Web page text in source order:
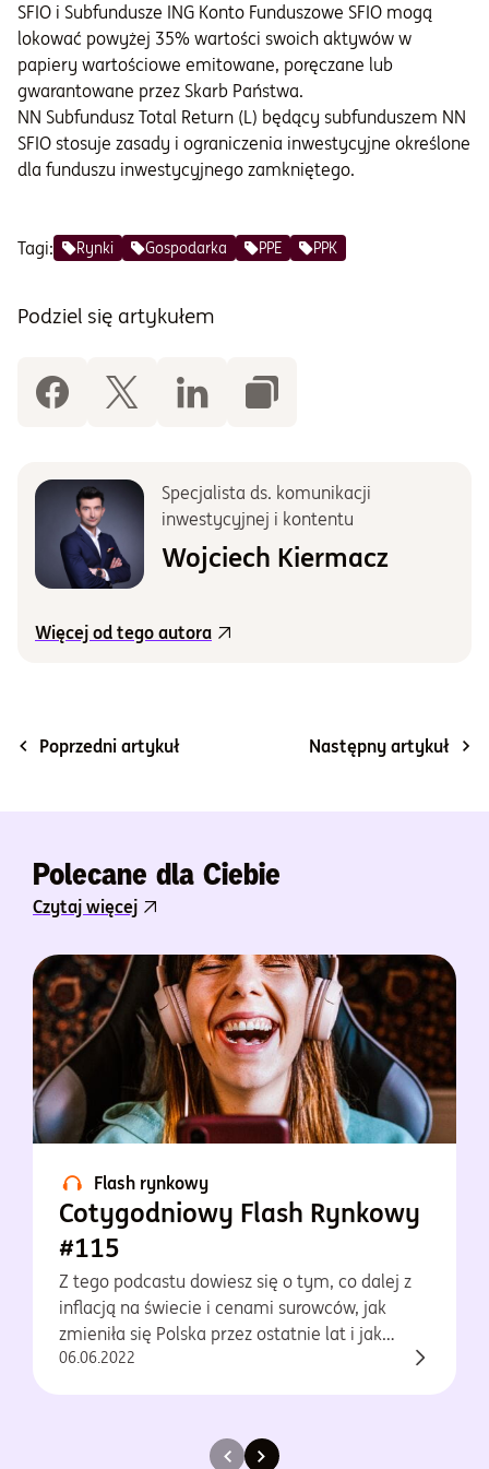
SFIO i Subfundusze ING Konto Funduszowe SFIO mogą
lokować powyżej 35% wartości swoich aktywów w
papiery wartościowe emitowane, poręczane lub
gwarantowane przez Skarb Państwa.
NN Subfundusz Total Return (L) będący subfunduszem NN
SFIO stosuje zasady i ograniczenia inwestycyjne określone
dla funduszu inwestycyjnego zamkniętego.
Tagi: Rynki Gospodarka PPE PPK
Podziel się artykułem
Specjalista ds. komunikacji
inwestycyjnej i kontentu
Wojciech Kiermacz
Więcej od tego autora
Poprzedni artykuł Następny artykuł
Polecane dla Ciebie
Czytaj więcej
Flash rynkowy
Cotygodniowy Flash Rynkowy
#115
Z tego podcastu dowiesz się o tym, co dalej z
inflacją na świecie i cenami surowców, jak
zmieniła się Polska przez ostatnie lat i jak
zadbać o swoją emeryturę.
06.06.2022